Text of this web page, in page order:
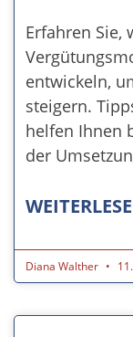
Erfahren Sie,
entwickeln,
steigern.
helfen Ihnen
der
Diana Walther